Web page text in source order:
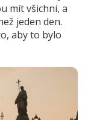
mít všichni, a
jeden den.
aby to bylo